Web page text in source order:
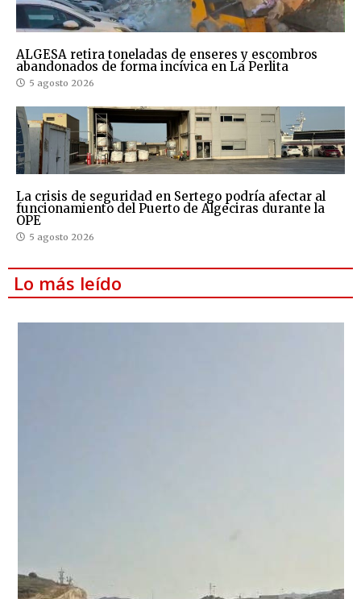
ALGESA retira toneladas de enseres y escombros
abandonados de forma incívica en La Perlita
5 agosto 2026
La crisis de seguridad en Sertego podría afectar al
funcionamiento del Puerto de Algeciras durante la
OPE
5 agosto 2026
Lo más leído